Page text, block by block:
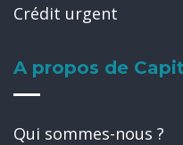
Crédit urgent
A propos de
Qui sommes-nous ?